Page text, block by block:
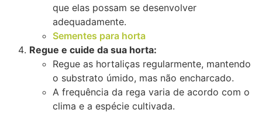
que elas possam se desenvolver
adequadamente.
Sementes para horta
Regue e cuide da sua horta:
Regue as hortaliças regularmente, mantendo
o substrato úmido, mas não encharcado.
A frequência da rega varia de acordo com o
clima e a espécie cultivada.